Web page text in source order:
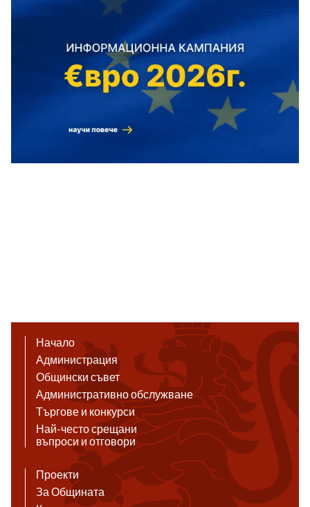
Начало
Администрация
Общински съвет
Административно обслужване
Търгове и конкурси
Най-често срещани
въпроси и отговори
Проекти
За Общината